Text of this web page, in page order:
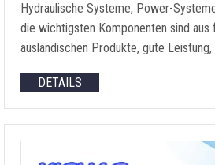
Hydraulische Systeme, Power-
die wichtigsten Komponenten sind aus
ausländischen Produkte, gute
DETAILS